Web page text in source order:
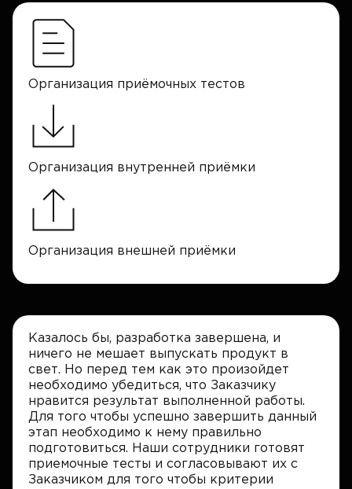
Организация приёмочных тестов
Организация внутренней приёмки
Организация внешней приёмки
Казалось бы, разработка завершена, и
ничего не мешает выпускать продукт в
свет. Но перед тем как это произойдет
необходимо убедиться, что Заказчику
нравится результат выполненной работы.
Для того чтобы успешно завершить данный
этап необходимо к нему правильно
подготовиться. Наши сотрудники готовят
приемочные тесты и согласовывают их с
Заказчиком для того чтобы критерии